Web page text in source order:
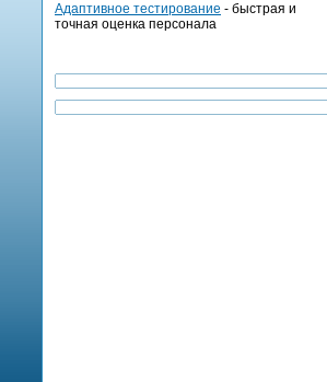
Адаптивное тестирование - быстрая и
точная оценка персонала